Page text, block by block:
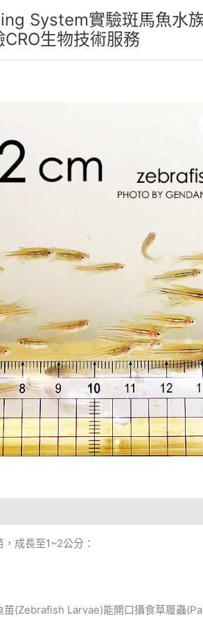
System實驗斑馬魚水
生物技術服務
成長至1~2公分：
苗(Zebrafish Larvae)能開口攝食草履蟲